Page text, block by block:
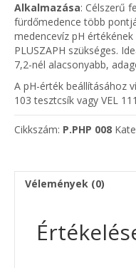
Alkalmazása: Célszerű
fürdőmedence több
medencevíz pH
PLUSZAPH szükséges.
7,2-nél alacsonyabb,
A pH-érték beállításához
103 tesztcsík vagy VEL
Cikkszám: P.PHP 008
Vélemények (0)